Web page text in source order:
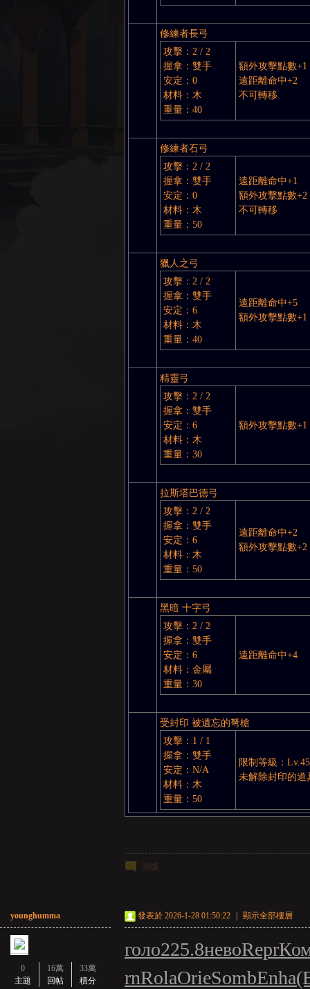
修練者長弓
攻擊：2 / 2
握拿：雙手
安定：0
材料：木
重量：40
額外攻擊點數+1
遠距離命中+2
不可轉移
修練者石弓
攻擊：2 / 2
握拿：雙手
安定：0
材料：木
重量：50
遠距離命中+1
額外攻擊點數+2
不可轉移
獵人之弓
攻擊：2 / 2
握拿：雙手
安定：6
材料：木
重量：40
遠距離命中+5
額外攻擊點數+1
精靈弓
攻擊：2 / 2
握拿：雙手
安定：6
材料：木
重量：30
額外攻擊點數+1
拉斯塔巴德弓
攻擊：2 / 2
握拿：雙手
安定：6
材料：木
重量：50
遠距離命中+2
額外攻擊點數+2
黑暗 十字弓
攻擊：2 / 2
握拿：雙手
安定：6
材料：金屬
重量：30
遠距離命中+4
受封印 被遺忘的弩槍
攻擊：1 / 1
握拿：雙手
安定：N/A
材料：木
重量：50
限制等級：Lv.45
未解除封印的道
回復
younghumma
0
主題
16萬
回帖
33萬
積分
發表於 2026-1-28 01:50:22 顯示全部樓層
голо225.8невоRepr
rnRolaOrieSombEnha